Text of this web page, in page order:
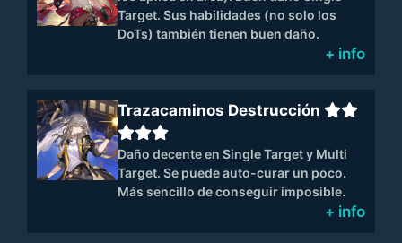
Target. Sus habilidades (no solo los
DoTs) también tienen buen daño.
+ info
Trazacaminos Destrucción
Daño decente en Single Target y Multi
Target. Se puede auto-curar un poco.
Más sencillo de conseguir imposible.
+ info